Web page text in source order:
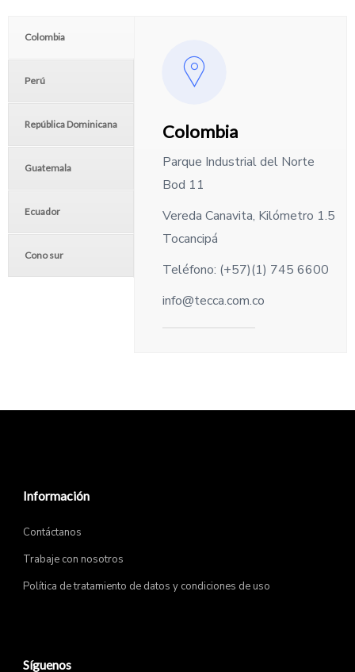
Colombia
Perú
República Dominicana
Guatemala
Ecuador
Cono sur
Colombia
Parque Industrial del Norte
Bod 11
Vereda Canavita, Kilómetro 1.5
Tocancipá
Teléfono: (+57)(1) 745 6600
info@tecca.com.co
Información
Contáctanos
Trabaje con nosotros
Política de tratamiento de datos y condiciones de uso
Síguenos